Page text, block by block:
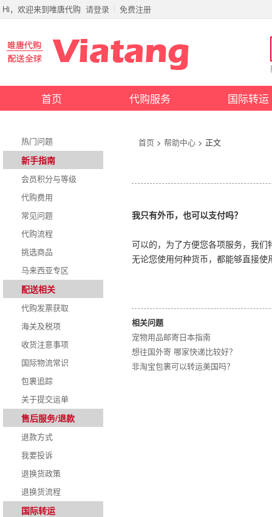
Hi，欢迎来到唯唐代购 请登录 免费注册
首页 代购服务 国际转运
热门问题
新手指南
会员积分与等级
代购费用
常见问题
代购流程
挑选商品
马来西亚专区
配送相关
代购发票获取
海关及税项
收货注意事项
国际物流常识
包裹追踪
关于提交运单
售后服务/退款
退款方式
我要投诉
退换货政策
退换货流程
国际转运
首页 > 帮助中心 > 正文
我只有外币，也可以支付吗？
可以的，为了方便您各项服务，我
无论您使用何种货币，都能够直接
相关问题
宠物用品邮寄日本指南
想往国外寄 哪家快递比较好？
非淘宝包裹可以转运美国吗？